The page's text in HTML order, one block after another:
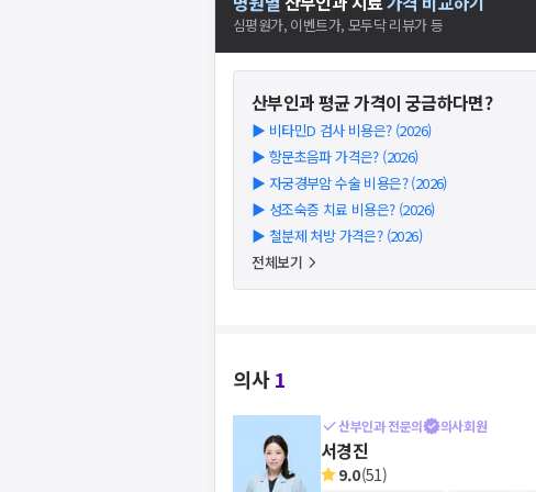
심평원가, 이벤트가, 모두닥 리뷰가 등
산부인과평균 가격이 궁금하다면?
▶ 비타민D 검사 비용은? (2026)
▶ 항문초음파 가격은? (2026)
▶ 자궁경부암 수술 비용은? (2026)
▶ 성조숙증 치료 비용은? (2026)
▶ 철분제 처방 가격은? (2026)
전체보기
의사1
산부인과 전문의 의사회원
서경진
9.0(51)